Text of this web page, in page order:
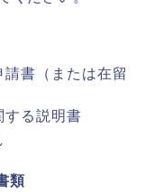
書（または在留
する説明書
類